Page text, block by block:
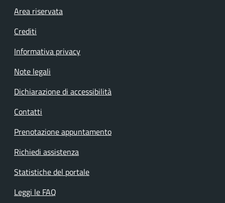
Footer menu
Area riservata
Crediti
Informativa privacy
Note legali
Dichiarazione di accessibilità
Contatti
Prenotazione appuntamento
Richiedi assistenza
Statistiche del portale
Leggi le FAQ